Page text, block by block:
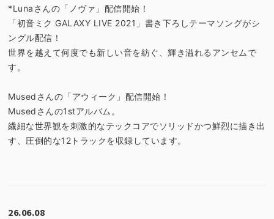
*Lunaさんの「ノヴァ」配信開始！
「初音ミク GALAXY LIVE 2021」書き下ろしテーマソングがシ
ングル配信！
世界を越えて何度でも新しい音を紡ぐ、輝き溢れるアンセムで
す。
Musedさんの「アウィーク」配信開始！
Musedさんの1stアルバム。
繊細な世界観を刺激的なテックコアでソリッドかつ鮮烈に描き出
す、圧倒的な12トラックを収録しています。
26.06.08